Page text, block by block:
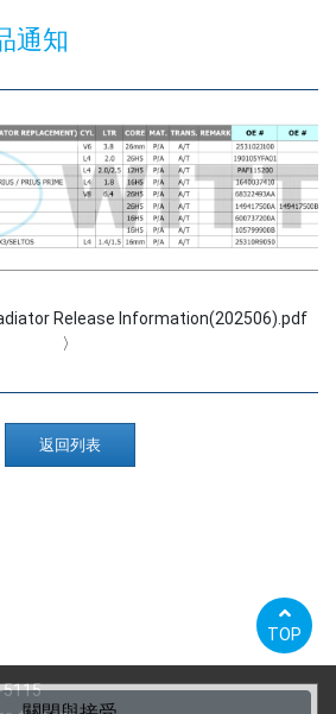
通知
Release Information(202506).pdf
〉
返回列表
TOP